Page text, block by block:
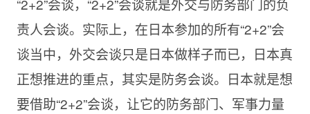
“2+2”会谈，“2+2”会谈就是外交与防务部门的负
责人会谈。实际上，在日本参加的所有“2+2”会
谈当中，外交会谈只是日本做样子而已，日本真
正想推进的重点，其实是防务会谈。日本就是想
要借助“2+2”会谈，让它的防务部门、军事力量